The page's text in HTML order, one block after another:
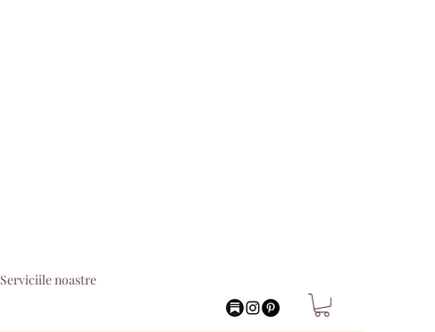
Serviciile noastre